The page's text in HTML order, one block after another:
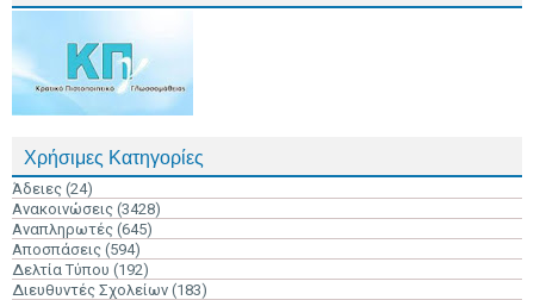
Χρήσιμες Κατηγορίες
Άδειες (24)
Ανακοινώσεις (3428)
Αναπληρωτές (645)
Αποσπάσεις (594)
Δελτία Τύπου (192)
Διευθυντές Σχολείων (183)